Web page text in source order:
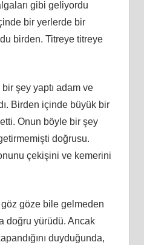
gibi geliyordu
bir yerlerde bir
birden. Titreye titreye
şey yaptı adam ve
Birden içinde büyük bir
Onun böyle bir şey
doğrusu.
çekişini ve kemerini
göze bile gelmeden
doğru yürüdü. Ancak
duyduğunda,